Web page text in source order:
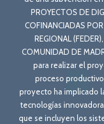
PROYECTOS DE
COFINANCIADAS
REGIONAL
COMUNIDAD DE
para realizar el
proceso
proyecto ha implicado
tecnologías
que se incluyen los